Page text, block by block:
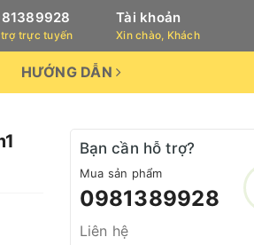
trợ trực tuyến
Tài khoản
Xin chào, Khách
HƯỚNG DẪN
Bạn cần hỗ trợ?
Mua sản phẩm
0981389928
Liên hệ